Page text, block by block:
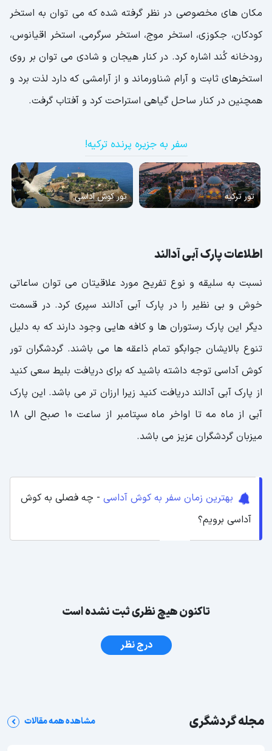
مکان های مخصوصی در نظر گرفته شده که می توان به استخر
کودکان، جکوزی، استخر موج، استخر سرگرمی، استخر اقیانوس،
رودخانه کُند اشاره کرد. در کنار هیجان و شادی می توان بر روی
استخرهای ثابت و آرام شناورماند و از آرامشی که دارد لذت برد و
همچنین در کنار ساحل گیاهی استراحت کرد و آفتاب گرفت.
سفر به جزیره پرنده ترکیه!
تور ترکیه تور کوش آداسی
اطلاعات پارک آبی آدالند
نسبت به سلیقه و نوع تفریح مورد علاقیتان می توان ساعاتی
خوش و بی نظیر را در پارک آبی آدالند سپری کرد. در قسمت
دیگر این پارک رستوران ها و کافه هایی وجود دارند که به دلیل
تنوع بالایشان جوابگو تمام ذاعقه ها می باشند. گردشگران تور
کوش آداسی توجه داشته باشید که برای دریافت بلیط سعی کنید
از پارک آبی آدالند دریافت کنید زیرا ارزان تر می باشد. این پارک
آبی از ماه مه تا اواخر ماه سپتامبر از ساعت 10 صبح الی 18
میزبان گردشگران عزیز می باشد.
بهترین زمان سفر به کوش آداسی - چه فصلی به کوش
آداسی برویم؟
تاکنون هیچ نظری ثبت نشده است
درج نظر
مجله گردشگری مشاهده همه مقالات